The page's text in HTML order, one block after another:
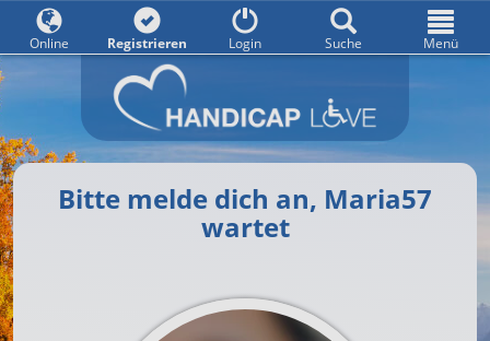
Bitte melde dich an, Maria57
wartet
Online Registrieren Login Suche Menü